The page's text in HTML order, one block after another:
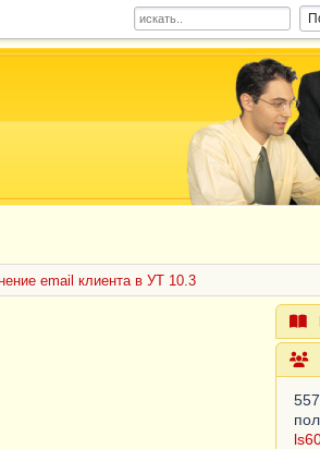
email клиента в УТ 10.3